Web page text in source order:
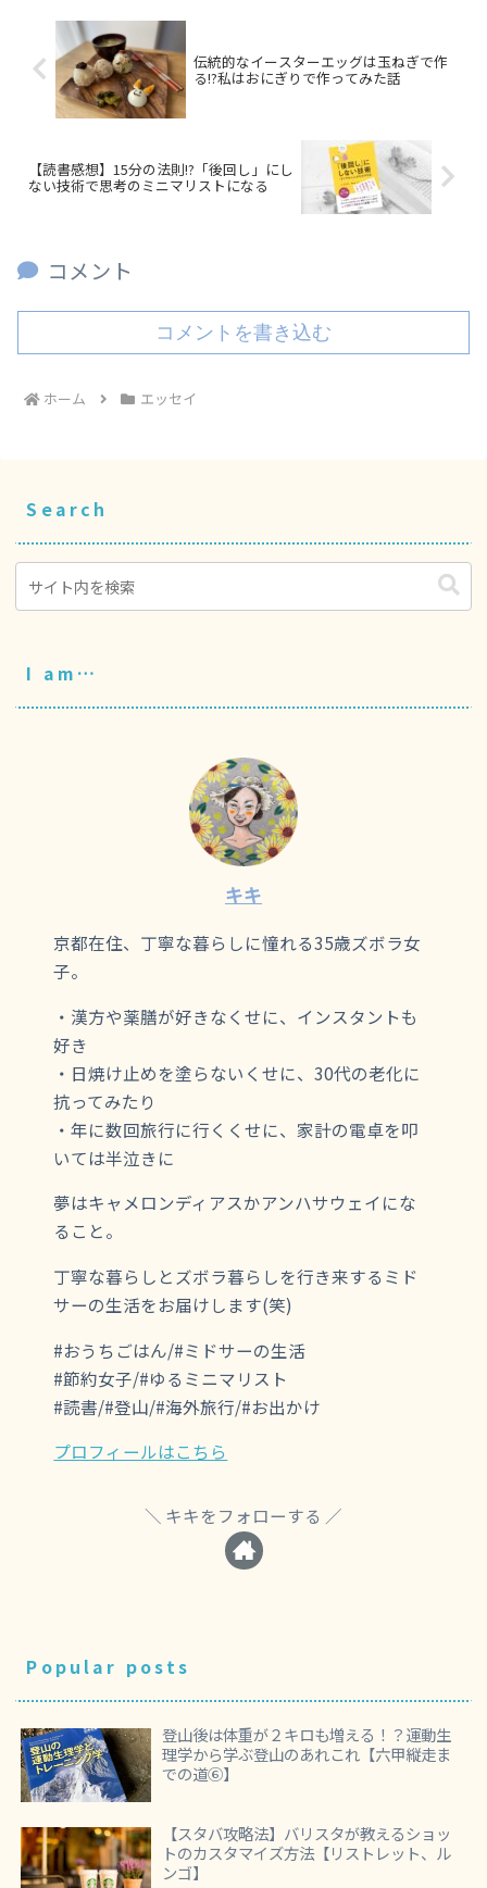
伝統的なイースターエッグは玉ねぎで作
る!?私はおにぎりで作ってみた話
【読書感想】15分の法則!?「後回し」にし
ない技術で思考のミニマリストになる
コメント
コメントを書き込む
ホーム エッセイ
Search
I am…
キキ
京都在住、丁寧な暮らしに憧れる35歳ズボラ女
子。
・漢方や薬膳が好きなくせに、インスタントも
好き
・日焼け止めを塗らないくせに、30代の老化に
抗ってみたり
・年に数回旅行に行くくせに、家計の電卓を叩
いては半泣きに
夢はキャメロンディアスかアンハサウェイにな
ること。
丁寧な暮らしとズボラ暮らしを行き来するミド
サーの生活をお届けします(笑)
#おうちごはん/#ミドサーの生活
#節約女子/#ゆるミニマリスト
#読書/#登山/#海外旅行/#お出かけ
プロフィールはこちら
キキをフォローする
Popular posts
登山後は体重が２キロも増える！？運動生
理学から学ぶ登山のあれこれ【六甲縦走ま
での道⑥】
【スタバ攻略法】バリスタが教えるショッ
トのカスタマイズ方法【リストレット、ル
ンゴ】